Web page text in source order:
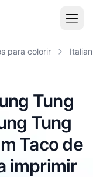
para colorir
Tung
Tung
Taco de
imprimir